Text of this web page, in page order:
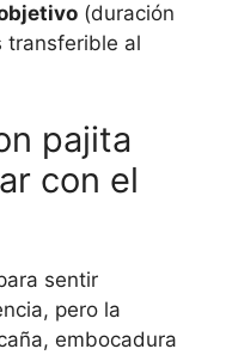
(duración
transferible al
pajita
con el
sentir
pero la
embocadura